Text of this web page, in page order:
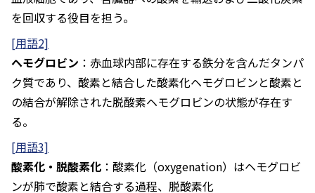
を回収する役目を担う。
[用語2]
ヘモグロビン ：赤血球内部に存在する鉄分を含んだタンパ
ク質であり、酸素と結合した酸素化ヘモグロビンと酸素と
の結合が解除された脱酸素ヘモグロビンの状態が存在す
る。
[用語3]
酸素化・脱酸素化 ：酸素化（oxygenation）はヘモグロビ
ンが肺で酸素と結合する過程、脱酸素化